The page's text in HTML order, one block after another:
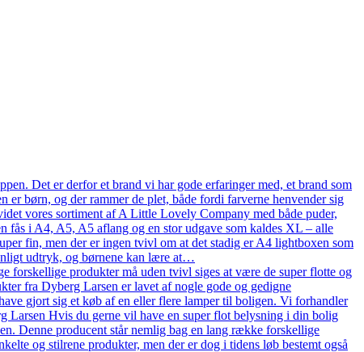
Det er derfor et brand vi har gode erfaringer med, et brand som
børn, og der rammer de plet, både fordi farverne henvender sig
vores sortiment af A Little Lovely Company med både puder,
i A4, A5, A5 aflang og en stor udgave som kaldes XL – alle
fin, men der er ingen tvivl om at det stadig er A4 lightboxen som
udtryk, og børnene kan lære at…
forskellige produkter må uden tvivl siges at være de super flotte og
fra Dyberg Larsen er lavet af nogle gode og gedigne
gjort sig et køb af en eller flere lamper til boligen. Vi forhandler
Larsen Hvis du gerne vil have en super flot belysning i din bolig
Denne producent står nemlig bag en lang række forskellige
og stilrene produkter, men der er dog i tidens løb bestemt også